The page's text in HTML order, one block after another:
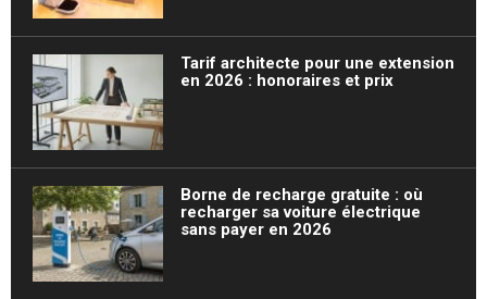
Tarif architecte pour une extension
en 2026 : honoraires et prix
Borne de recharge gratuite : où
recharger sa voiture électrique
sans payer en 2026